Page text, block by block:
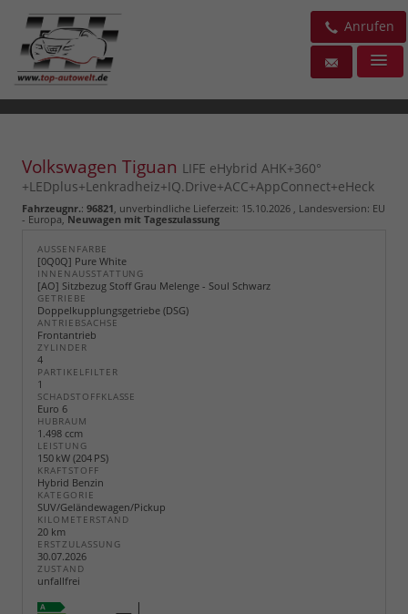
Anrufen
Volkswagen Tiguan LIFE eHybrid AHK+360°
+LEDplus+Lenkradheiz+IQ.Drive+ACC+AppConnect+eHeck
Fahrzeugnr.: 96821 , unverbindliche Lieferzeit: 15.10.2026 , Landesversion: EU
- Europa,Neuwagen mit Tageszulassung
AUSSENFARBE
[0Q0Q] Pure White
INNENAUSSTATTUNG
[AO] Sitzbezug Stoff Grau Melenge - Soul Schwarz
GETRIEBE
Doppelkupplungsgetriebe (DSG)
ANTRIEBSACHSE
Frontantrieb
ZYLINDER
4
PARTIKELFILTER
1
SCHADSTOFFKLASSE
Euro 6
HUBRAUM
1.498 ccm
LEISTUNG
150 kW (204 PS)
KRAFTSTOFF
Hybrid Benzin
KATEGORIE
SUV/Geländewagen/Pickup
KILOMETERSTAND
20 km
ERSTZULASSUNG
30.07.2026
ZUSTAND
unfallfrei